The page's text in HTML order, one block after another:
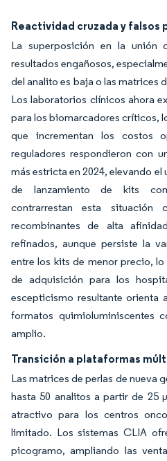
Reactividad cruzada y falsos
La superposición en la unión
resultados engañosos,
del analito es baja o las matrices
Los laboratorios clínicos ahora
para los biomarcadores críticos,
que incrementan los costos
reguladores respondieron con
más estricta en 2024, elevando
de lanzamiento de kits
contrarrestan esta situación
recombinantes de alta
refinados, aunque persiste la
entre los kits de menor precio,
de adquisición para los
escepticismo resultante orienta
formatos quimioluminiscentes
amplio.
Transición a plataformas
Las matrices de perlas de nueva
hasta 50 analitos a partir de 25
atractivo para los centros
limitado. Los sistemas CLIA
picogramo, ampliando las